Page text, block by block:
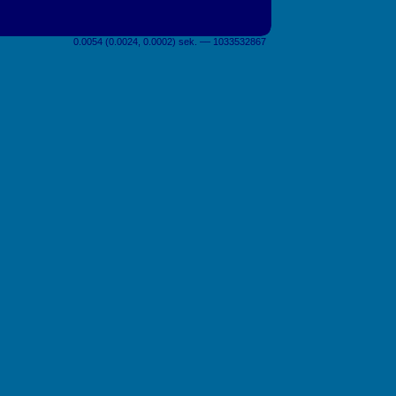
0.0054 (0.0024, 0.0002) sek. –– 1033532867